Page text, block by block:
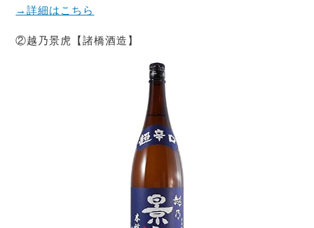
→詳細はこちら
②越乃景虎【諸橋酒造】